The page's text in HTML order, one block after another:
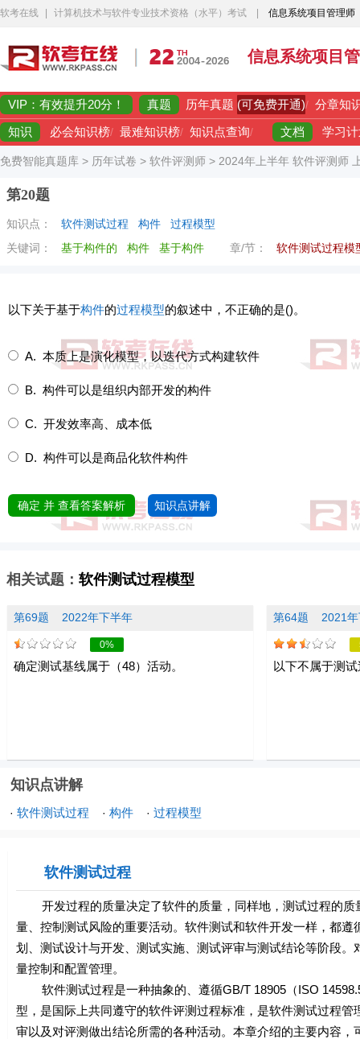
软考在线 计算机技术与软件专业技术资格（水平）考试 信息系统项目管理师
信息系统项目
VIP：有效提升20分！ 真题 历年真题 (可免费开通)/ 分章知
知识 必会知识榜/ 最难知识榜/ 知识点查询/ 文档 学习
免费智能真题库 > 历年试卷 > 软件评测师 > 2024年上半年 软件评测师
第20题
知识点： 软件测试过程 构件
过程模型
关键词：
基于构件的 构件 基于构件 章/节： 软件测试过程模
以下关于基于构件的过程模型的叙述中，不正确的是()。
A. 本质上是演化模型，以迭代方式构建软件
B. 构件可以是组织内部开发的构件
C. 开发效率高、成本低
D. 构件可以是商品化软件构件
确定 并 查看答案解析 知识点讲解
相关试题： 软件测试过程模型
第69题 2022年下半年
0%
确定测试基线属于（48）活动。
第64题 2021
以下不属于测
知识点讲解
· 软件测试过程 · 构件 · 过程模型
软件测试过程
开发过程的质量决定了软件的质量，同样地，测试过程的质
量、控制测试风险的重要活动。软件测试和软件开发一样，都
划、测试设计与开发、测试实施、测试评审与测试结论等阶段
量控制和配置管理。
软件测试过程是一种抽象的、遵循GB/T 18905（ISO
型，是国际上共同遵守的软件评测过程标准，是软件测试过程
审以及对评测做出结论所需的各种活动。本章介绍的主要内容